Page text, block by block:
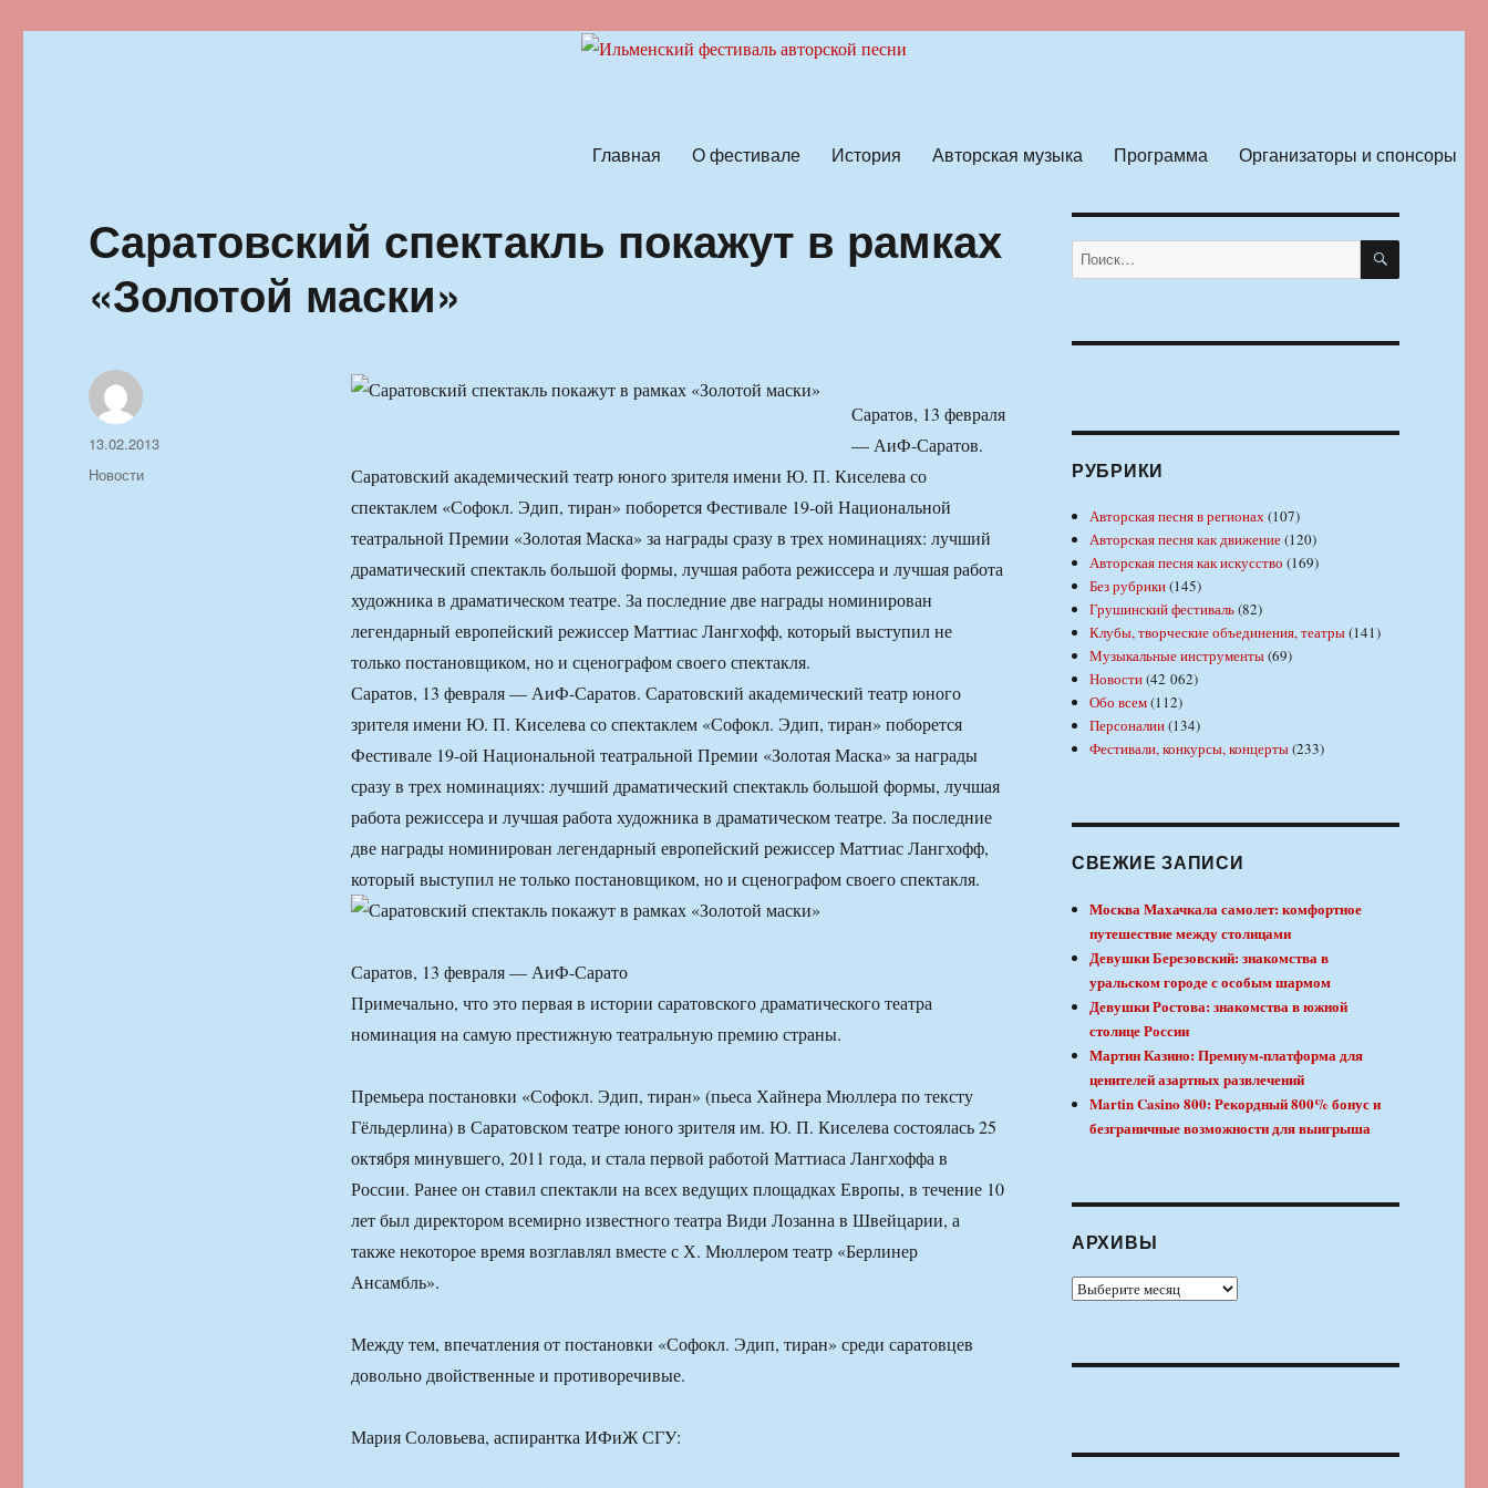
Главная О фестивале История Авторская музыка Программа Организаторы и спонсоры
Саратовский спектакль покажут в рамках
«Золотой маски»
Саратов, 13 февраля
— АиФ-Саратов.
Саратовский академический театр юного зрителя имени Ю. П. Киселева со
спектаклем «Софокл. Эдип, тиран» поборется Фестивале 19-ой Национальной
театральной Премии «Золотая Маска» за награды сразу в трех номинациях: лучший
драматический спектакль большой формы, лучшая работа режиссера и лучшая работа
художника в драматическом театре. За последние две награды номинирован
легендарный европейский режиссер Маттиас Лангхофф, который выступил не
только постановщиком, но и сценографом своего спектакля.
Саратов, 13 февраля — АиФ-Саратов. Саратовский академический театр юного
зрителя имени Ю. П. Киселева со спектаклем «Софокл. Эдип, тиран» поборется
Фестивале 19-ой Национальной театральной Премии «Золотая Маска» за награды
сразу в трех номинациях: лучший драматический спектакль большой формы, лучшая
работа режиссера и лучшая работа художника в драматическом театре. За последние
две награды номинирован легендарный европейский режиссер Маттиас Лангхофф,
который выступил не только постановщиком, но и сценографом своего спектакля.
Саратов, 13 февраля — АиФ-Сарато
Примечально, что это первая в истории саратовского драматического театра
номинация на самую престижную театральную премию страны.
Премьера постановки «Софокл. Эдип, тиран» (пьеса Хайнера Мюллера по тексту
Гёльдерлина) в Саратовском театре юного зрителя им. Ю. П. Киселева состоялась 25
октября минувшего, 2011 года, и стала первой работой Маттиаса Лангхоффа в
России. Ранее он ставил спектакли на всех ведущих площадках Европы, в течение 10
лет был директором всемирно известного театра Види Лозанна в Швейцарии, а
также некоторое время возглавлял вместе с Х. Мюллером театр «Берлинер
Ансамбль».
Между тем, впечатления от постановки «Софокл. Эдип, тиран» среди саратовцев
довольно двойственные и противоречивые.
Мария Соловьева, аспирантка ИФиЖ СГУ:
Автор
Опубликовано
13.02.2013
Рубрики
Новости
Искать: ПОИСК
РУБРИКИ
Авторская песня в регионах(107)
Авторская песня как движение(120)
Авторская песня как искусство (169)
Без рубрики(145)
Грушинский фестиваль(82)
Клубы, творческие объединения, театры(141)
Музыкальные инструменты(69)
Новости(42 062)
Обо всем(112)
Персоналии(134)
Фестивали, конкурсы, концерты(233)
СВЕЖИЕ ЗАПИСИ
Москва Махачкала самолет: комфортное
путешествие между столицами
Девушки Березовский: знакомства в
уральском городе с особым шармом
Девушки Ростова: знакомства в южной
столице России
Мартин Казино: Премиум-платформа для
ценителей азартных развлечений
Martin Casino 800: Рекордный 800% бонус и
безграничные возможности для выигрыша
АРХИВЫ
Архивы